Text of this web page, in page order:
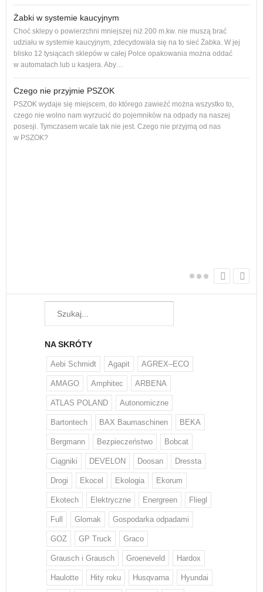
Żabki w systemie kaucyjnym
Choć sklepy o powierzchni mniejszej niż 200 m.kw. nie muszą brać
udziału w systemie kaucyjnym, zdecydowała się na to sieć Żabka. W jej
blisko 12 tysiącach sklepów w całej Polce opakowania można oddać
w automatach lub u kasjera. Aby…
Czego nie przyjmie PSZOK
PSZOK wydaje się miejscem, do którego zawieźć można wszystko to,
czego nie wolno nam wyrzucić do pojemników na odpady na naszej
posesji. Tymczasem wcale tak nie jest. Czego nie przyjmą od nas
w PSZOK?
NA SKRÓTY
Aebi Schmidt Agapit AGREX–ECO
AMAGO Amphitec ARBENA
ATLAS POLAND Autonomiczne
Bartontech BAX Baumaschinen BEKA
Bergmann Bezpieczeństwo Bobcat
Ciągniki DEVELON Doosan Dressta
Drogi Ekocel Ekologia Ekorum
Ekotech Elektryczne Energreen Fliegl
Full Glomak Gospodarka odpadami
GOZ GP Truck Graco
Grausch i Grausch Groeneveld Hardox
Haulotte Hity roku Husqvarna Hyundai